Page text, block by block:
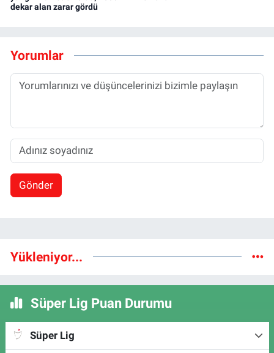
dekar alan zarar gördü
Yorumlar
Gönder
Yükleniyor...
Süper Lig Puan Durumu
Süper Lig